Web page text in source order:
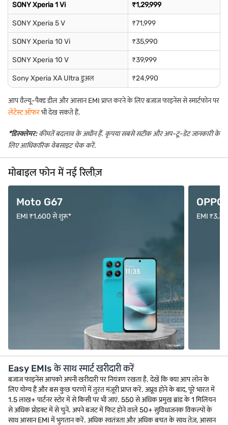
SONY Xperia 1 Vi ₹1,29,999
SONY Xperia 5 V ₹71,999
SONY Xperia 10 Vi ₹35,990
SONY Xperia 10 V ₹39,999
Sony Xperia XA Ultra डुअल ₹24,990
आप वैल्यू-पैक्ड डील और आसान EMI प्राप्त करने के लिए बजाज फाइनेंस से स्मार्टफोन पर
लेटेस्ट ऑफरभी देख सकते हैं.
*डिस्क्लेमर:कीमतें बदलाव के अधीन हैं. कृपया सबसे सटीक और अप-टू-डेट जानकारी के
लिए आधिकारिक वेबसाइट चेक करें.
मोबाइल फोन में नई रिलीज़
Moto G67
EMI ₹1,600 से शुरू*
OPPO
EMI
Easy EMIs के साथ स्मार्ट खरीदारी करें
बजाज फाइनेंस आपको अपनी खरीदारी पर नियंत्रण रखता है. देखें कि क्या आप लोन के
लिए योग्य हैं और बस कुछ चरणों में तुरंत मंज़ूरी प्राप्त करें. अप्रूव होने के बाद, पूरे भारत में
1.5 लाख+ पार्टनर स्टोर में से किसी पर भी जाएं. 550 से अधिक प्रमुख ब्रांड के 1 मिलियन
से अधिक प्रोडक्ट में से चुनें. अपने बजट में फिट होने वाले 50+ सुविधाजनक विकल्पों के
साथ आसान EMI में भुगतान करें. अधिक स्वतंत्रता और अधिक बचत के साथ तेज़, आसान